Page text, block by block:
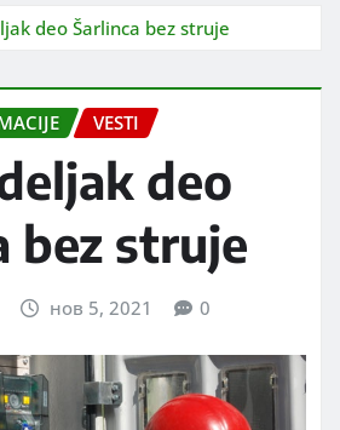
deo Šarlinca bez struje
VESTI
deo
bez struje
нов 5, 2021 0